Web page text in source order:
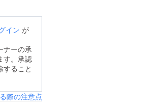
イン が
ナーの承
す。承認
すること
際の注意点